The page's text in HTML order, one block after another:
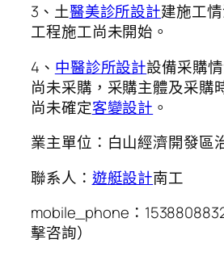
3、土醫美診所設計建施工
工程施工尚未開始。
4、 中醫診所設計設備采購
尚未采購，采購主體及采購
尚未確定客變設計 。
業主單位：白山經濟開發區
聯系人： 遊艇設計南工
mobile_phone：
擊咨詢）